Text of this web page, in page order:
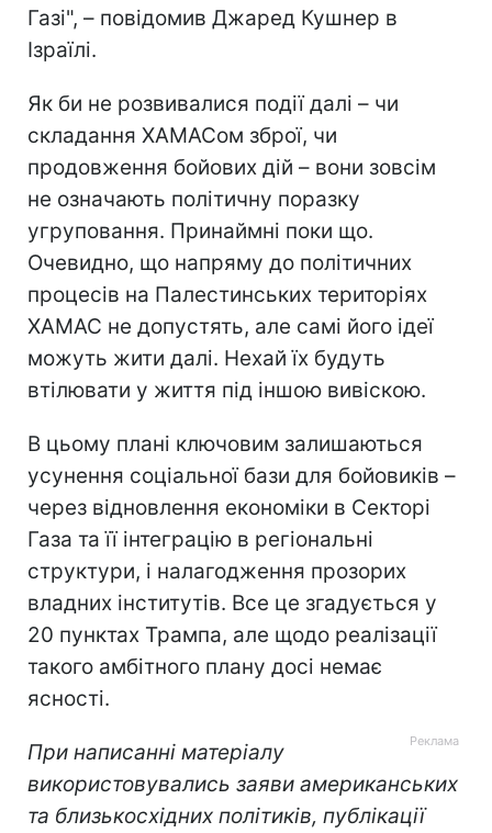
Газі", – повідомив Джаред Кушнер в
Ізраїлі.
Як би не розвивалися події далі – чи
складання ХАМАСом зброї, чи
продовження бойових дій – вони зовсім
не означають політичну поразку
угруповання. Принаймні поки що.
Очевидно, що напряму до політичних
процесів на Палестинських територіях
ХАМАС не допустять, але самі його ідеї
можуть жити далі. Нехай їх будуть
втілювати у життя під іншою вивіскою.
В цьому плані ключовим залишаються
усунення соціальної бази для бойовиків –
через відновлення економіки в Секторі
Газа та її інтеграцію в регіональні
структури, і налагодження прозорих
владних інститутів. Все це згадується у
20 пунктах Трампа, але щодо реалізації
такого амбітного плану досі немає
ясності.
При написанні матеріалу
використовувались заяви американських
та близькосхідних політиків, публікації